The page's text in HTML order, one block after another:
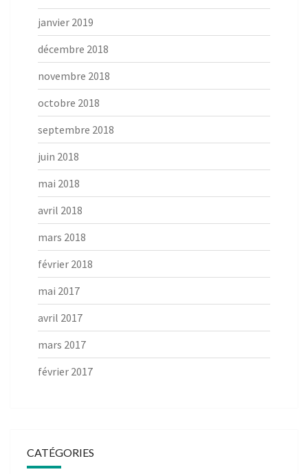
janvier 2019
décembre 2018
novembre 2018
octobre 2018
septembre 2018
juin 2018
mai 2018
avril 2018
mars 2018
février 2018
mai 2017
avril 2017
mars 2017
février 2017
CATÉGORIES